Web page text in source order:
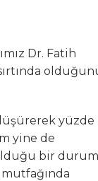
Dr. Fatih
yüzde
yine de
olduğu bir
mutfağında